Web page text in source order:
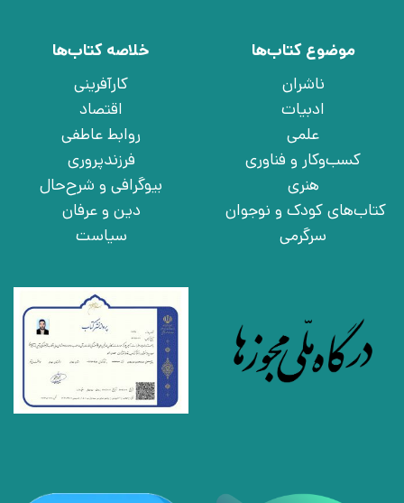
موضوع کتاب‌ها
ناشران
ادبیات
علمی
کسب‌وکار و فناوری
هنری
کتاب‌های کودک و نوجوان
سرگرمی
خلاصه کتاب‌ها
کارآفرینی
اقتصاد
روابط عاطفی
فرزندپروری
بیوگرافی و شرح‌حال
دین و عرفان
سیاست